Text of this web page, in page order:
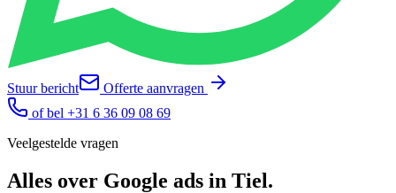
Stuur bericht
Offerte aanvragen
of bel +31 6 36 09 08 69
Veelgestelde vragen
Alles over Google ads in Tiel.